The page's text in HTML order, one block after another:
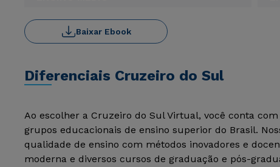
Baixar Ebook
Diferenciais Cruzeiro do Sul
Ao escolher a Cruzeiro do Sul Virtual, você conta
grupos educacionais de ensino superior do Brasil.
qualidade de ensino com métodos inovadores e
moderna e diversos cursos de graduação e pós-